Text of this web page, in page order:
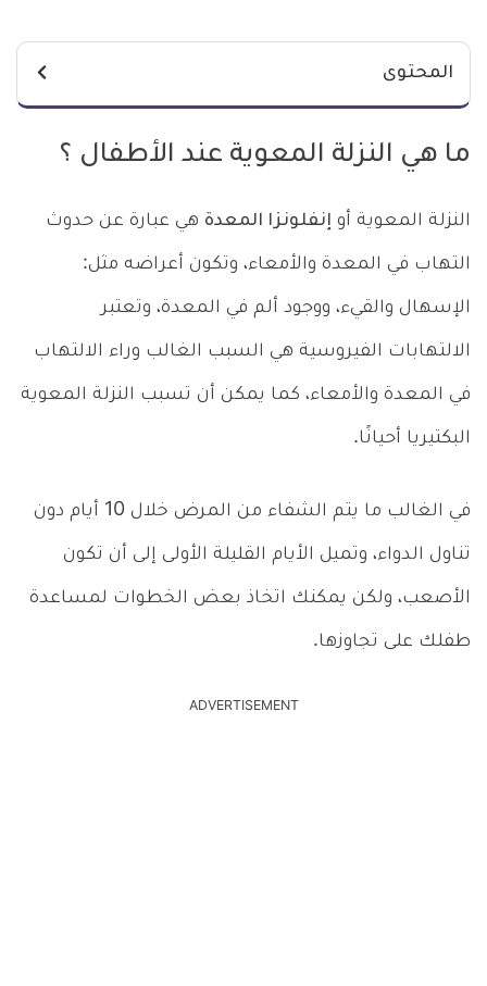
المحتوى
ما هي النزلة المعوية عند الأطفال ؟
النزلة المعوية أو إنفلونزا المعدة هي عبارة عن حدوث
التهاب في المعدة والأمعاء، وتكون أعراضه مثل:
الإسهال والقيء، ووجود ألم في المعدة، وتعتبر
الالتهابات الفيروسية هي السبب الغالب وراء الالتهاب
في المعدة والأمعاء، كما يمكن أن تسبب النزلة المعوية
البكتيريا أحيانًا.
في الغالب ما يتم الشفاء من المرض خلال 10 أيام دون
تناول الدواء، وتميل الأيام القليلة الأولى إلى أن تكون
الأصعب، ولكن يمكنك اتخاذ بعض الخطوات لمساعدة
طفلك على تجاوزها.
ADVERTISEMENT